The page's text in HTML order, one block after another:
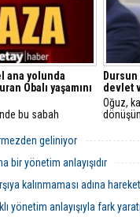
ana yolunda
Obalı yaşamını
bu sabah
Kazaya sebebiyet
167 mlgr
olduğu tespit
devlet
Oğuz,
dijital
geliniyor
bir yönetim anlayışıdır
kalınmaması adına
yönetim anlayışıyla fark